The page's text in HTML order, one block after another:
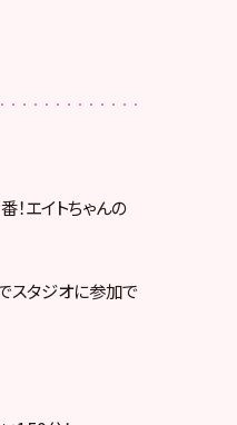
エイトちゃんの
スタジオに参加で